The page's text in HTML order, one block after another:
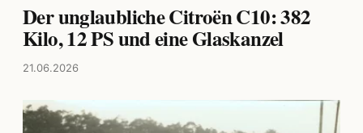
Der unglaubliche Citroën C10: 382
Kilo, 12 PS und eine Glaskanzel
21.06.2026